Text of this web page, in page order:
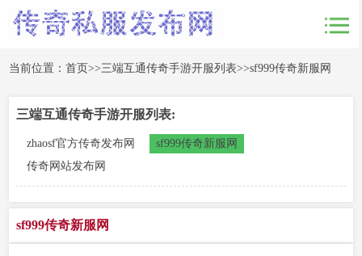
当前位置：首页>>三端互通传奇手游开服列表>>sf999传奇新服网
三端互通传奇手游开服列表:
zhaosf官方传奇发布网
sf999传奇新服网
传奇网站发布网
sf999传奇新服网